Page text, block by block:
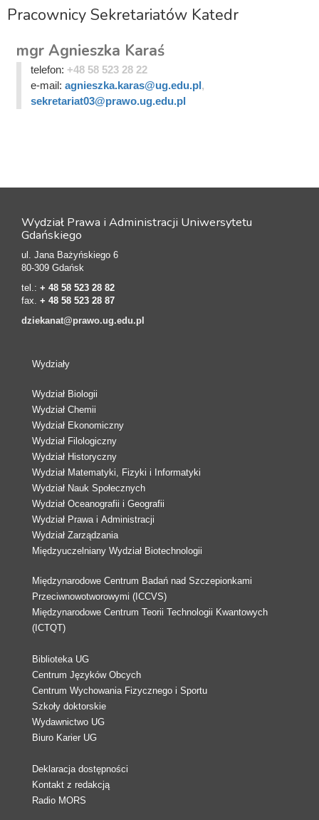
Pracownicy Sekretariatów Katedr
mgr Agnieszka Karaś
telefon: +48 58 523 28 22
e-mail: agnieszka.karas@ug.edu.pl,
sekretariat03@prawo.ug.edu.pl
Wydział Prawa i Administracji Uniwersytetu
Gdańskiego
ul. Jana Bażyńskiego 6
80-309 Gdańsk
tel.: + 48 58 523 28 82
fax. + 48 58 523 28 87
dziekanat@prawo.ug.edu.pl
Wydziały
Wydział Biologii
Wydział Chemii
Wydział Ekonomiczny
Wydział Filologiczny
Wydział Historyczny
Wydział Matematyki, Fizyki i Informatyki
Wydział Nauk Społecznych
Wydział Oceanografii i Geografii
Wydział Prawa i Administracji
Wydział Zarządzania
Międzyuczelniany Wydział Biotechnologii
Międzynarodowe Centrum Badań nad Szczepionkami
Przeciwnowotworowymi (ICCVS)
Międzynarodowe Centrum Teorii Technologii Kwantowych
(ICTQT)
Biblioteka UG
Centrum Języków Obcych
Centrum Wychowania Fizycznego i Sportu
Szkoły doktorskie
Wydawnictwo UG
Biuro Karier UG
Deklaracja dostępności
Kontakt z redakcją
Radio MORS